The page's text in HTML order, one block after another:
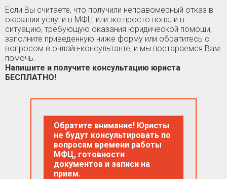
Если Вы считаете, что получили неправомерный отказ в
оказании услуги в МФЦ или же просто попали в
ситуацию, требующую оказания юридической помощи,
заполните приведенную ниже форму или обратитесь с
вопросом в онлайн-консультанте, и мы постараемся Вам
помочь.
Напишите и получите консультацию юриста
БЕСПЛАТНО!
Обратите внимание! Юристы
не будут консультировать по
вопросам времени работы
МФЦ, готовности
документов и записи на
прием.